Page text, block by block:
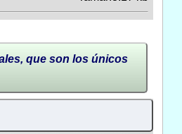
que son los únicos